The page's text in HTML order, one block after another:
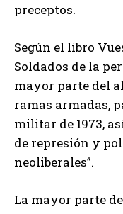
preceptos.
Según el libro
Soldados de la
mayor parte del
ramas armadas,
militar de 1973,
de represión y
neoliberales”.
La mayor parte